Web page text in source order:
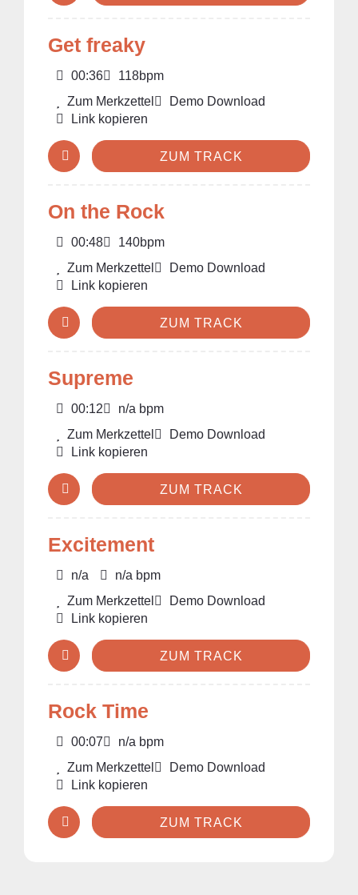
Get freaky
00:36
118bpm
Zum Merkzettel
Demo Download
Link kopieren
ZUM TRACK
On the Rock
00:48
140bpm
Zum Merkzettel
Demo Download
Link kopieren
ZUM TRACK
Supreme
00:12
n/a bpm
Zum Merkzettel
Demo Download
Link kopieren
ZUM TRACK
Excitement
n/a
n/a bpm
Zum Merkzettel
Demo Download
Link kopieren
ZUM TRACK
Rock Time
00:07
n/a bpm
Zum Merkzettel
Demo Download
Link kopieren
ZUM TRACK